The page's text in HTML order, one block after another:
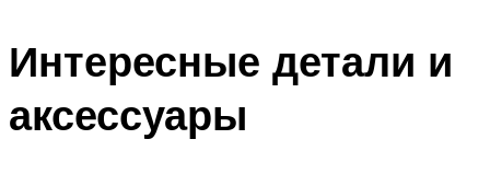
Интересные детали и
аксессуары